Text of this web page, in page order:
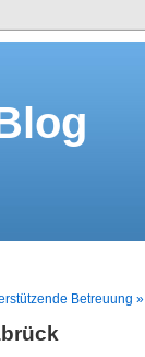
Betreuung »